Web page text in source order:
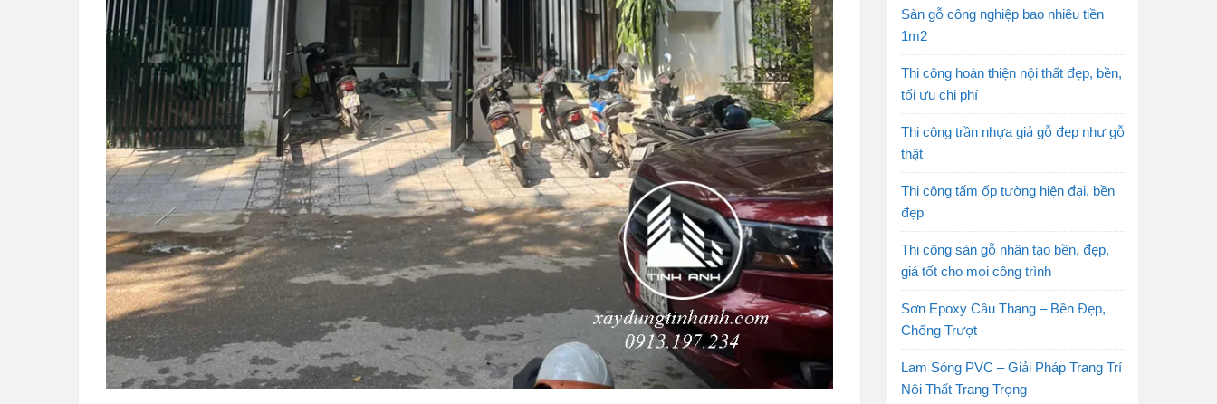
Sàn gỗ công nghiệp bao nhiêu tiền
1m2
Thi công hoàn thiện nội thất đẹp, bền,
tối ưu chi phí
Thi công trần nhựa giả gỗ đẹp như gỗ
thật
Thi công tấm ốp tường hiện đại, bền
đẹp
Thi công sàn gỗ nhân tạo bền, đẹp,
giá tốt cho mọi công trình
Sơn Epoxy Cầu Thang – Bền Đẹp,
Chống Trượt
Lam Sóng PVC – Giải Pháp Trang Trí
Nội Thất Trang Trọng